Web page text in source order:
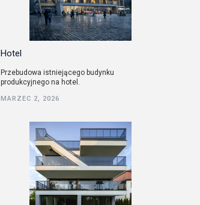
Hotel
Przebudowa istniejącego budynku
produkcyjnego na hotel.
MARZEC 2, 2026